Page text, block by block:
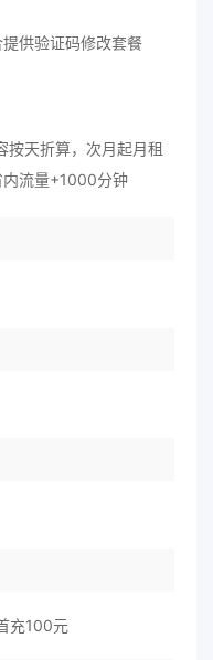
供验证码修改套餐
天折算，次月起月租
流量+1000分钟
充100元